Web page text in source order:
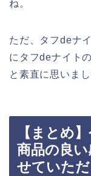
ね。
ただ、タフdeナ
にタフdeナイト
と素直に思いまし
【まとめ
商品の良
せていた